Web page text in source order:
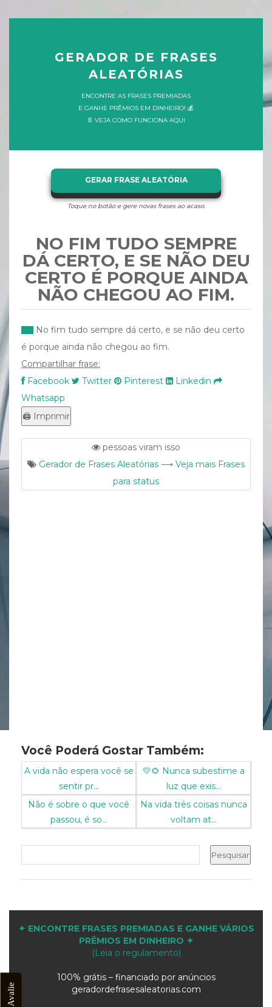
GERADOR DE FRASES
ALEATÓRIAS
ENCONTRE AS FRASES PREMIADAS
E GANHE PRÊMIOS EM DINHEIRO! 💰
📄 VEJA COMO FUNCIONA AQUI
GERAR FRASE ALEATÓRIA
Toque no botão e gere novas frases ao acaso.
NO FIM TUDO SEMPRE
DÁ CERTO, E SE NÃO DEU
CERTO É PORQUE AINDA
NÃO CHEGOU AO FIM.
No fim tudo sempre dá certo, e se não deu certo
é porque ainda não chegou ao fim.
Compartilhar frase:
Facebook
Twitter Pinterest
Linkedin
Whatsapp
pessoas viram isso
Gerador de Frases Aleatórias ⟶ Veja mais Frases
para status
Você Poderá Gostar Também:
A vida não espera você se
sentir pr...
💛🌻 Nunca subestime a
luz que exis...
Não é sobre o que você
passou, é so...
Na vida três coisas nunca
voltam at...
✦ ENCONTRE FRASES PREMIADAS E GANHE VÁRIOS
PRÊMIOS EM DINHEIRO ✦
(Leia o regulamento)
100% grátis – financiado por anúncios
geradordefrasesaleatorias.com
Avalie